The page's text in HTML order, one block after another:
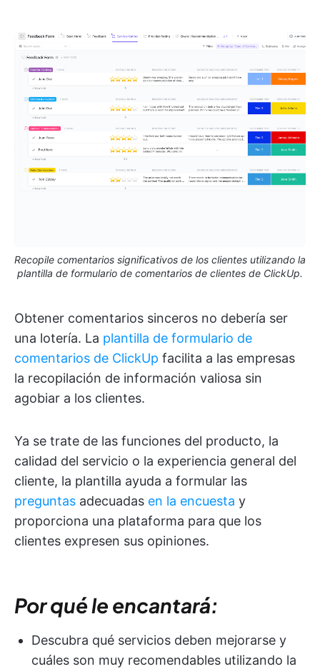
Recopile comentarios significativos de los clientes utilizando la
plantilla de formulario de comentarios de clientes de ClickUp.
Obtener comentarios sinceros no debería ser
una lotería. La plantilla de formulario de
comentarios de ClickUp facilita a las empresas
la recopilación de información valiosa sin
agobiar a los clientes.
Ya se trate de las funciones del producto, la
calidad del servicio o la experiencia general del
cliente, la plantilla ayuda a formular las
preguntas adecuadas en la encuesta y
proporciona una plataforma para que los
clientes expresen sus opiniones.
Por qué le encantará:
Descubra qué servicios deben mejorarse y
cuáles son muy recomendables utilizando la